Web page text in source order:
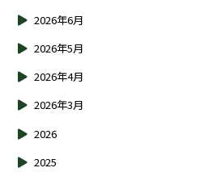
2026年6月
2026年5月
2026年4月
2026年3月
2026
2025